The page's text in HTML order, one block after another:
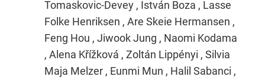
Tomaskovic-Devey , István Boza , Lasse
Folke Henriksen , Are Skeie Hermansen ,
Feng Hou , Jiwook Jung , Naomi Kodama
, Alena Křížková , Zoltán Lippényi , Silvia
Maja Melzer , Eunmi Mun , Halil Sabanci ,